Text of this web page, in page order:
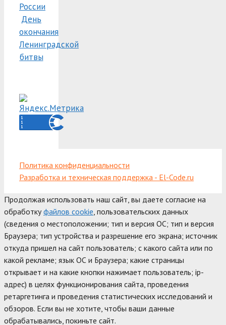
России
День
окончания
Ленинградской
битвы
Политика конфиденциальности
Разработка и техническая поддержка - El-Code.ru
Продолжая использовать наш сайт, вы даете согласие на
обработкуфайлов cookie , пользовательских данных
(сведения о местоположении; тип и версия ОС; тип и версия
Браузера; тип устройства и разрешение его экрана; источник
откуда пришел на сайт пользователь; с какого сайта или по
какой рекламе; язык ОС и Браузера; какие страницы
открывает и на какие кнопки нажимает пользователь; ip-
адрес) в целях функционирования сайта, проведения
ретаргетинга и проведения статистических исследований и
обзоров. Если вы не хотите, чтобы ваши данные
обрабатывались, покиньте сайт.